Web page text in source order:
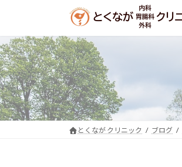
ン
ツ
へ
ス
キ
ッ
ー
シ
ョ
ン
に
移
とくなが クリニック ブログ